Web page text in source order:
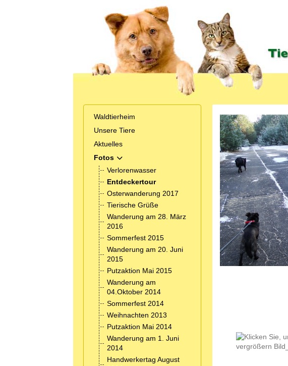
Waldtierheim
Unsere Tiere
Aktuelles
Fotos
MOD_MENU_TOGGLE_SUBMENU_LABEL
Verlorenwasser
Entdeckertour
Osterwanderung 2017
Tierische Grüße
Wanderung am 28. März
2016
Sommerfest 2015
Wanderung am 20. Juni
2015
Putzaktion Mai 2015
Wanderung am
04.Oktober 2014
Sommerfest 2014
Weihnachten 2013
Putzaktion Mai 2014
Wanderung am 1. Juni
2014
Handwerkertag August